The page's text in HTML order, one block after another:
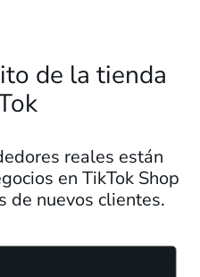
de la tienda
reales están
en TikTok Shop
de nuevos clientes.